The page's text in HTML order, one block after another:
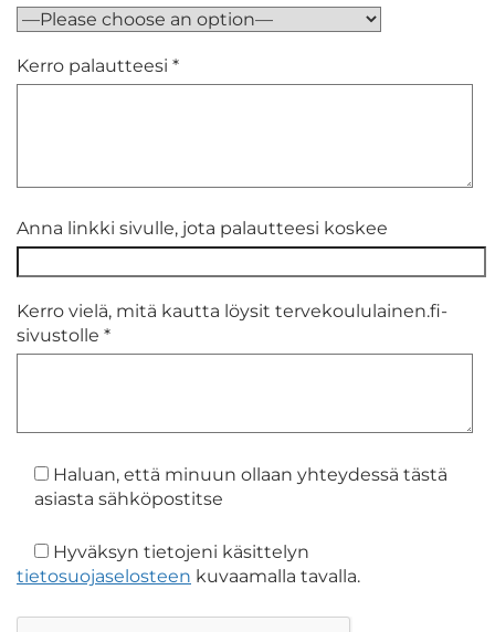
Kerro palautteesi *
Anna linkki sivulle, jota palautteesi koskee
Kerro vielä, mitä kautta löysit tervekoululainen.fi-
sivustolle *
Haluan, että minuun ollaan yhteydessä tästä
asiasta sähköpostitse
Hyväksyn tietojeni käsittelyn
tietosuojaselosteen kuvaamalla tavalla.